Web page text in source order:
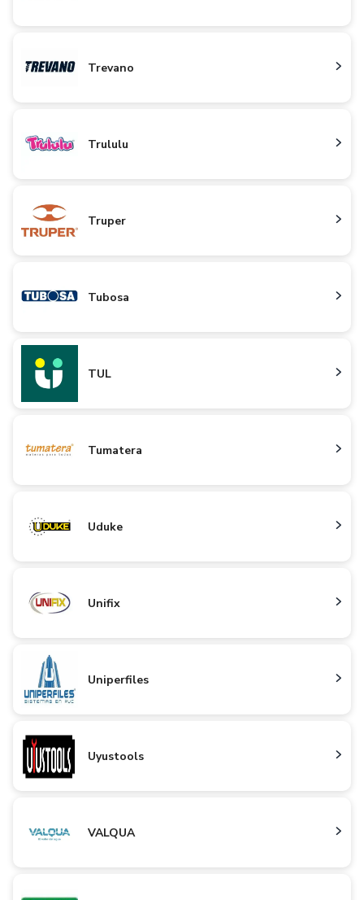
Trevano
Trululu
Truper
Tubosa
TUL
Tumatera
Uduke
Unifix
Uniperfiles
Uyustools
VALQUA